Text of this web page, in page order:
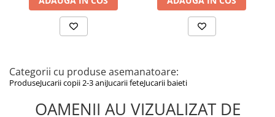
Ferit de foc, temperaturi ridicate și umiditate
Categorii cu produse asemanatoare:
ProduseJucarii copii 2-3 aniJucarii feteJucarii baieti
OAMENII AU VIZUALIZAT DE